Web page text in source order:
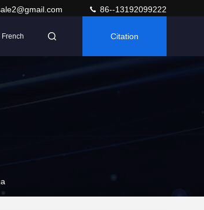
86--13192099222
French Citation